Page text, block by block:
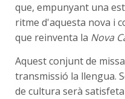
que, empunyant una
ritme d'aquesta nova i
que reinventa la Nova
Aquest conjunt de
transmissió la llengua.
de cultura serà